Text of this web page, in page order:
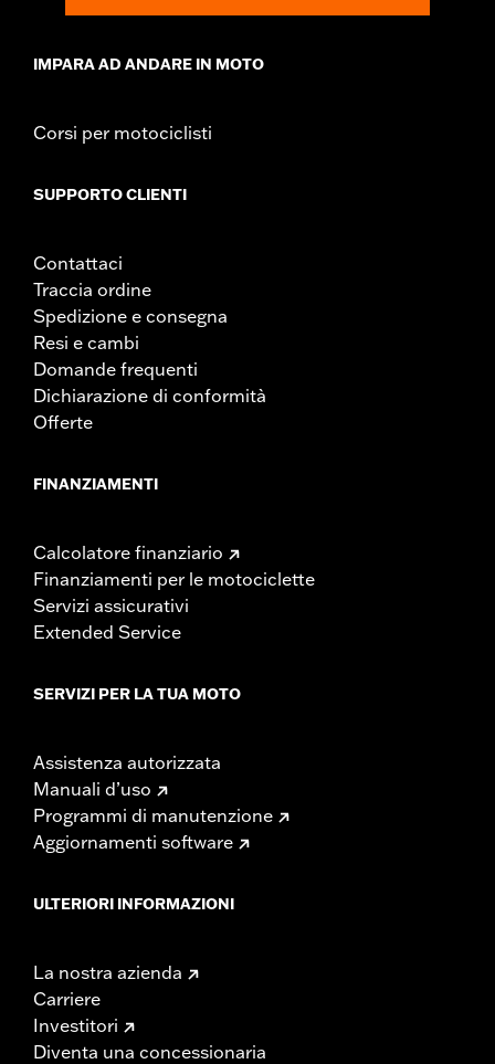
IMPARA AD ANDARE IN MOTO
Corsi per motociclisti
SUPPORTO CLIENTI
Contattaci
Traccia ordine
Spedizione e consegna
Resi e cambi
Domande frequenti
Dichiarazione di conformità
Offerte
FINANZIAMENTI
Calcolatore finanziario
Finanziamenti per le motociclette
Servizi assicurativi
Extended Service
SERVIZI PER LA TUA MOTO
Assistenza autorizzata
Manuali d’uso
Programmi di manutenzione
Aggiornamenti software
ULTERIORI INFORMAZIONI
La nostra azienda
Carriere
Investitori
Diventa una concessionaria